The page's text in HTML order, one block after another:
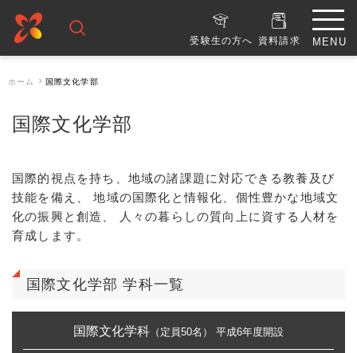
受験生の方へ 資料請求
ホーム 国際文化学部
国際文化学部
国際的視点を持ち、地域の諸課題に対応できる教養及び
技能を備え、
地域の国際化と情報化、個性豊かな地域文
化の振興と創造、
人々の暮らしの質向上に資する人材を
育成します。
国際文化学部 学科一覧
国際文化学科（定員50名） 平成6年度開設